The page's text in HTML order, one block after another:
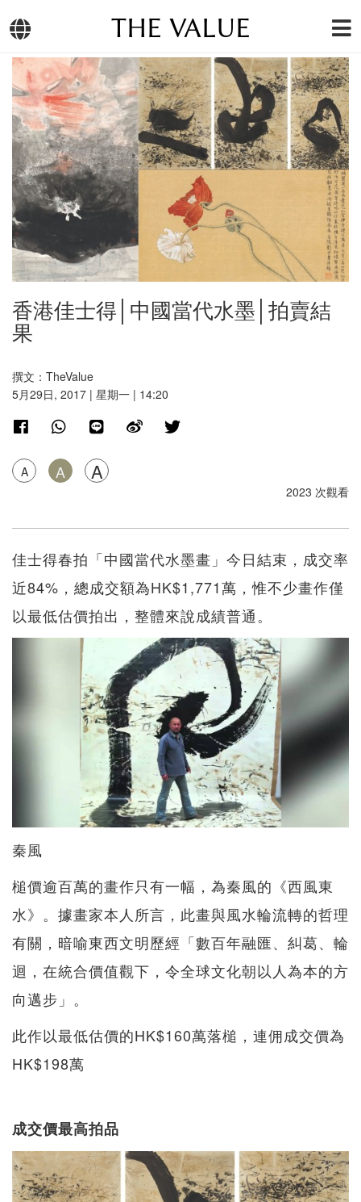
THE VALUE
香港佳士得│中國當代水墨│拍賣結
果
撰文：TheValue
5月29日, 2017 | 星期一 | 14:20
A A A
2023 次觀看
佳士得春拍「中國當代水墨畫」今日結束，成交率
近84%，總成交額為HK$1,771萬，惟不少畫作僅
以最低估價拍出，整體來說成績普通。
秦風
槌價逾百萬的畫作只有一幅，為秦風的《西風東
水》。據畫家本人所言，此畫與風水輪流轉的哲理
有關，暗喻東西文明歷經「數百年融匯、糾葛、輪
迴，在統合價值觀下，令全球文化朝以人為本的方
向邁步」。
此作以最低估價的HK$160萬落槌，連佣成交價為
HK$198萬
成交價最高拍品